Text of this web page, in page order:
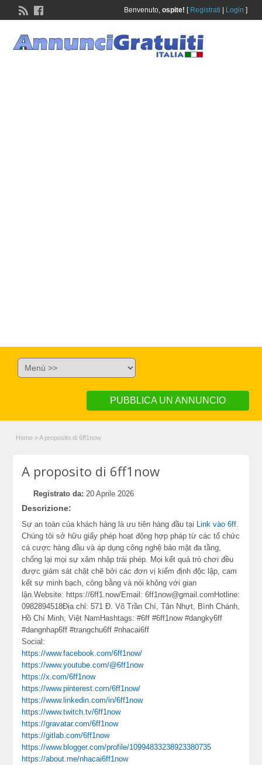
Benvenuto, ospite! [ Registrati Login ]
PUBBLICA UN ANNUNCIO
Home » A proposito di 6ff1now
A proposito di 6ff1now
Registrato da: 20 Aprile 2026
Descrizione:
Sự an toàn của khách hàng là ưu tiên hàng đầu tại Link vào 6ff.
Chúng tôi sở hữu giấy phép hoạt động hợp pháp từ các tổ chức
cá cược hàng đầu và áp dụng công nghệ bảo mật đa tầng,
chống lại mọi sự xâm nhập trái phép. Mọi kết quả trò chơi đều
được giám sát chặt chẽ bởi các đơn vị kiểm định độc lập, cam
kết sự minh bạch, công bằng và nói không với gian
lận.Website: https://6ff1.now/Email: 6ff1now@gmail.comHotline:
0982894518Địa chỉ: 571 Đ. Võ Trần Chí, Tân Nhựt, Bình Chánh,
Hồ Chí Minh, Việt NamHashtags: #6ff #6ff1now #dangky6ff
#dangnhap6ff #trangchu6ff #nhacai6ff
Social:
https://www.facebook.com/6ff1now/
https://www.youtube.com/@6ff1now
https://x.com/6ff1now
https://www.pinterest.com/6ff1now/
https://www.linkedin.com/in/6ff1now
https://www.twitch.tv/6ff1now
https://gravatar.com/6ff1now
https://gitlab.com/6ff1now
https://www.blogger.com/profile/10994833238923380735
https://about.me/nhacai6ff1now